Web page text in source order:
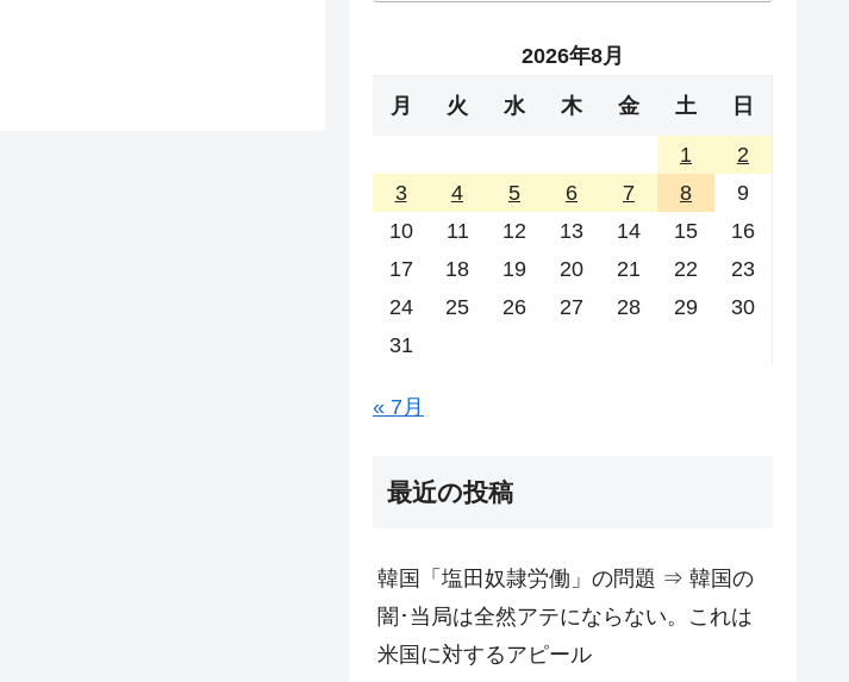
2026年8月
月 火 水 木 金 土 日
1
2
3
4 5 6 7 8
9
10
11 12 13 14 15
16
17
18 19 20 21 22
23
24
25 26 27 28 29
30
31
« 7月
最近の投稿
韓国「塩田奴隷労働」の問題 ⇒ 韓国の
闇･当局は全然アテにならない。これは
米国に対するアピール